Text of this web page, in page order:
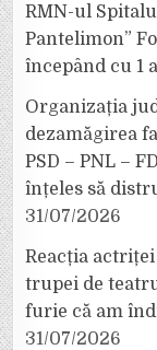
RMN-ul
Pantelimon”
începând cu 1
Organizația
dezamăgirea
PSD – PNL –
înțeles să
31/07/2026
Reacția
trupei de
furie că am
31/07/2026